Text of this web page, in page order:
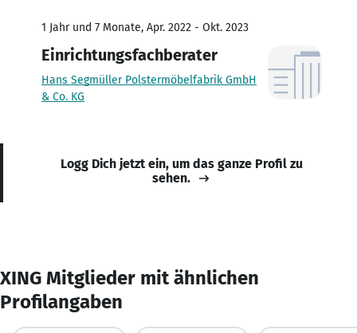
1 Jahr und 7 Monate, Apr. 2022 - Okt. 2023
Einrichtungsfachberater
Hans Segmüller Polstermöbelfabrik GmbH
& Co. KG
Logg Dich jetzt ein, um das ganze Profil zu
sehen.
XING Mitglieder mit ähnlichen
Profilangaben